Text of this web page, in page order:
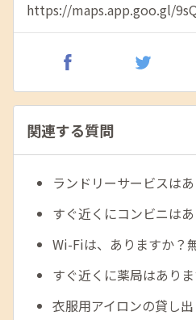
https://maps.app.goo.gl/
関連する質問
ランドリーサービスは
すぐ近くにコンビニは
Wi-Fiは、ありますか？
すぐ近くに薬局はあり
衣服用アイロンの貸し